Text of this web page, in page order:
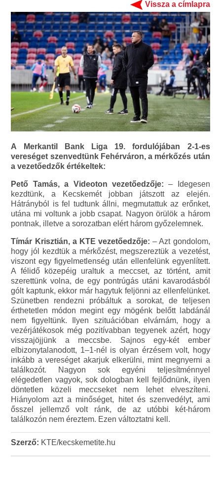
Vissza a címlapra
A Merkantil Bank Liga 19. fordulójában 2-1-es
vereséget szenvedtünk Fehérváron, a mérkőzés után
a vezetőedzők értékeltek:
Pető Tamás, a Videoton vezetőedzője: – Idegesen
kezdtünk, a Kecskemét jobban játszott az elején.
Hátrányból is fel tudtunk állni, megmutattuk az erőnket,
utána mi voltunk a jobb csapat. Nagyon örülök a három
pontnak, illetve a sorozatban elért három győzelemnek.
Tímár Krisztián, a KTE vezetőedzője: – Azt gondolom,
hogy jól kezdtük a mérkőzést, megszereztük a vezetést,
viszont egy figyelmetlenség után ellenfelünk egyenlített.
A félidő közepéig uraltuk a meccset, az történt, amit
szerettünk volna, de egy pontrúgás utáni kavarodásból
gólt kaptunk, ekkor már hagytuk feljönni az ellenfelünket.
Szünetben rendezni próbáltuk a sorokat, de teljesen
érthetetlen módon megint egy mögénk belőtt labdánál
nem figyeltünk. Ilyen szituációban elvárnám, hogy a
vezérjátékosok még pozitívabban tegyenek azért, hogy
visszajöjjünk a meccsbe. Sajnos egy-két ember
elbizonytalanodott, 1–1-nél is olyan érzésem volt, hogy
inkább a vereséget akarjuk elkerülni, mint megnyerni a
találkozót. Nagyon sok egyéni teljesítménnyel
elégedetlen vagyok, sok dologban kell fejlődnünk, ilyen
döntetlen közeli meccseket nem lehet elveszíteni.
Hiányolom azt a minőséget, hitet és szenvedélyt, ami
ősszel jellemző volt ránk, de az utóbbi két-három
találkozón nem éreztem. Ezen változtatni kell.
Szerző: KTE/kecskemetite.hu